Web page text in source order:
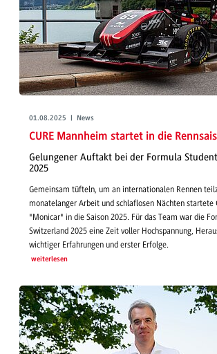
01.08.2025 | News
CURE Mannheim startet in die
Gelungener Auftakt bei der Formula
2025
Gemeinsam tüfteln, um an internationalen Rennen
monatelanger Arbeit und schlaflosen Nächten startete
"Monicar" in die Saison 2025. Für das Team war die
Switzerland 2025 eine Zeit voller Hochspannung,
wichtiger Erfahrungen und erster Erfolge.
weiterlesen